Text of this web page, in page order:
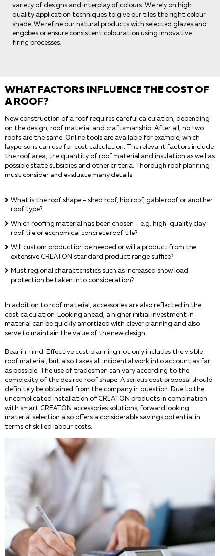
variety of designs and interplay of colours. We rely on high
quality application techniques to give our tiles the right colour
shade. We refine our natural products with selected glazes and
engobes or ensure consistent colouration using innovative
firing processes.
WHAT FACTORS INFLUENCE THE COST OF
A ROOF?
New construction of a roof requires careful calculation, depending
on the design, roof material and craftsmanship. After all, no two
roofs are the same. Online tools are available for example, which
laypersons can use for cost calculation. The relevant factors include
the roof area, the quantity of roof material and insulation as well as
possible state subsidies and other criteria. Thorough roof planning
must consider and evaluate many details.
What is the roof shape – shed roof, hip roof, gable roof or another
roof type?
Which roofing material has been chosen – e.g. high-quality clay
roof tile or economical concrete roof tile?
Will custom production be needed or will a product from the
extensive CREATON standard product range suffice?
Must regional characteristics such as increased snow load
protection be taken into consideration?
In addition to roof material, accessories are also reflected in the
cost calculation. Looking ahead, a higher initial investment in
material can be quickly amortized with clever planning and also
serve to maintain the value of the new design.
Bear in mind: Effective cost planning not only includes the visible
roof material, but also takes all incidental work into account as far
as possible. The use of tradesmen can vary according to the
complexity of the desired roof shape. A serious cost proposal should
definitely be obtained from the company in question. Due to the
uncomplicated installation of CREATON products in combination
with smart CREATON accessories solutions, forward looking
material selection also offers a considerable savings potential in
terms of skilled labour costs.